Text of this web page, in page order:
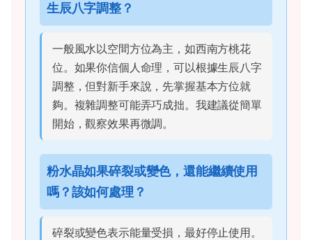
生辰八字調整？
一般風水以空間方位為主，如西南方桃花
位。如果你信個人命理，可以根據生辰八字
調整，但對新手來說，先掌握基本方位就
夠。複雜調整可能弄巧成拙。我建議從簡單
開始，觀察效果再微調。
粉水晶如果碎裂或變色，還能繼續使用
嗎？該如何處理？
碎裂或變色表示能量受損，最好停止使用。